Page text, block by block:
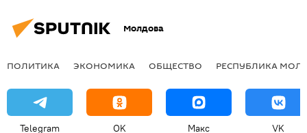
Молдова
ПОЛИТИКА ЭКОНОМИКА ОБЩЕСТВО РЕСПУБЛИКА
Telegram OK Макс VK